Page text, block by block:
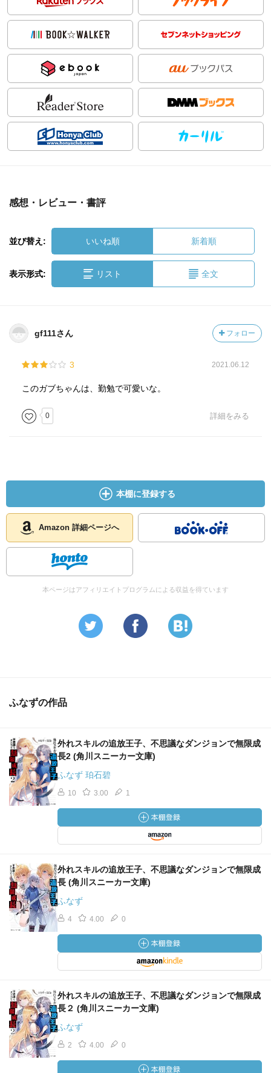
感想・レビュー・書評
並び替え: いいね順 新着順
表示形式: リスト 全文
gf111さん フォロー
3 2021.06.12
このガブちゃんは、勤勉で可愛いな。
0 詳細をみる
本棚に登録する
Amazon 詳細ページへ
本ページはアフィリエイトプログラムによる収益を得ています
ふなずの作品
外れスキルの追放王子、不思議なダンジョンで無限成
長2 (角川スニーカー文庫)
ふなず 珀石碧
10 3.00 1
外れスキルの追放王子、不思議なダンジョンで無限成
長 (角川スニーカー文庫)
ふなず
4 4.00 0
外れスキルの追放王子、不思議なダンジョンで無限成
長２ (角川スニーカー文庫)
ふなず
2 4.00 0